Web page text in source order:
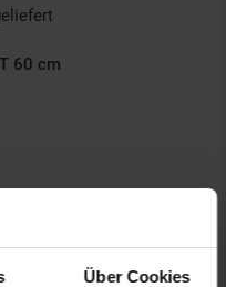
Über Cookies
60 cm
von A (niedriger